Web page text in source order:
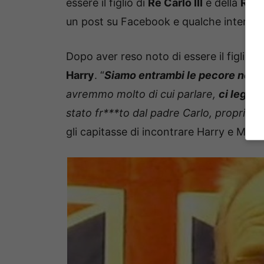
essere il figlio di Re Carlo III e della
un post su Facebook e qualche
Dopo aver reso noto di essere il figlio
Harry. “Siamo entrambi le pecore
avremmo molto di cui parlare, ci lega
stato fr***to dal padre Carlo, proprio
gli capitasse di incontrare Harry e